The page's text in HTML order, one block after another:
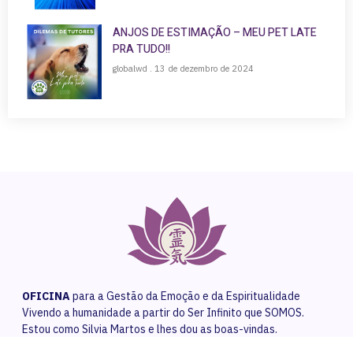
ANJOS DE ESTIMAÇÃO – MEU PET LATE
PRA TUDO!!
globalwd 13 de dezembro de 2024
OFICINApara a Gestão da Emoção e da Espiritualidade
Vivendo a humanidade a partir do Ser Infinito que SOMOS.
Estou como Silvia Martos e lhes dou as boas-vindas.